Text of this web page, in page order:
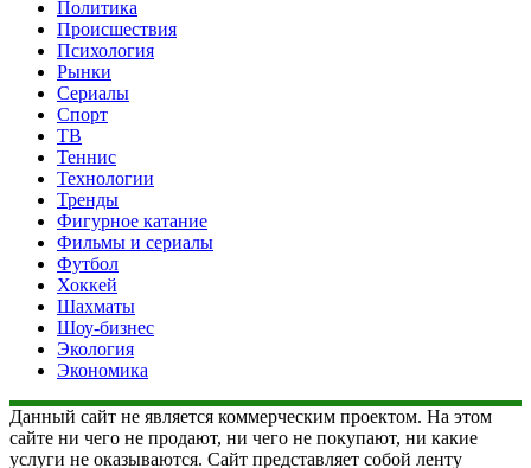
Политика
Происшествия
Психология
Рынки
Сериалы
Спорт
ТВ
Теннис
Технологии
Тренды
Фигурное катание
Фильмы и сериалы
Футбол
Хоккей
Шахматы
Шоу-бизнес
Экология
Экономика
Данный сайт не является коммерческим проектом. На этом
сайте ни чего не продают, ни чего не покупают, ни какие
услуги не оказываются. Сайт представляет собой ленту